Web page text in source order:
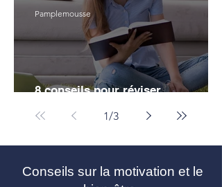
8 conseils pour réviser
Pamplemousse
1/3
Conseils sur la motivation et le